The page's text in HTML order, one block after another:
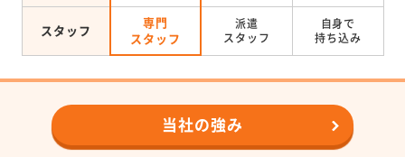
スタッフ
専門
スタッフ
派遣
スタッフ
自身で
持ち込み
当社の強み